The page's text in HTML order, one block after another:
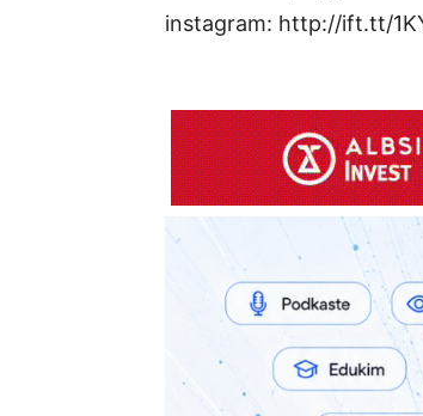
instagram: http://ift.tt/